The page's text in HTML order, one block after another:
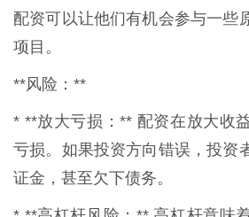
配资可以让他们有机会参与一些
项目。
**风险：**
* **放大亏损：** 配资在放大收
亏损。如果投资方向错误，投资
证金，甚至欠下债务。